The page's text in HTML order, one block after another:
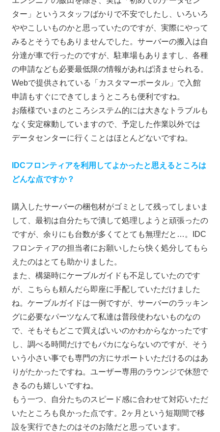
ター」というスタッフばかりで不安でしたし、いろいろ
ややこしいものかと思っていたのですが、実際にやって
みるとそうでもありませんでした。サーバーの搬入は自
分達が車で行ったのですが、駐車場もありますし、各種
の申請なども必要最低限の情報があれば済ませられる。
Webで提供されている「カスタマーポータル」で入館
申請もすぐにできてしまうところも便利ですね。
お蔭様でいまのところシステム的には大きなトラブルも
なく安定稼動していますので、予定した作業以外では
データセンターに行くことはほとんどないですね。
IDCフロンティアを利用してよかったと思えるところは
どんな点ですか？
購入したサーバーの梱包材がゴミとして残ってしまいま
して、最初は自分たちで潰して処理しようと頑張ったの
ですが、余りにも台数が多くてとても無理だと…。IDC
フロンティアの担当者にお願いしたら快く処分してもら
えたのはとても助かりました。
また、構築時にケーブルガイドも不足していたのです
が、こちらも頼んだら即座に手配していただけました
ね。ケーブルガイドは一例ですが、サーバーのラッキン
グに必要なパーツなんて私達は普段使わないものなの
で、そもそもどこで買えばいいのかわからなかったです
し、調べる時間だけでもバカにならないのですが、そう
いう小さい事でも専門の方にサポートいただけるのはあ
りがたかったですね。ユーザー専用のラウンジで休憩で
きるのも嬉しいですね。
もう一つ、自分たちのスピード感に合わせて対応いただ
いたところも良かった点です。2ヶ月という短期間で移
設を実行できたのはそのお陰だと思っています。